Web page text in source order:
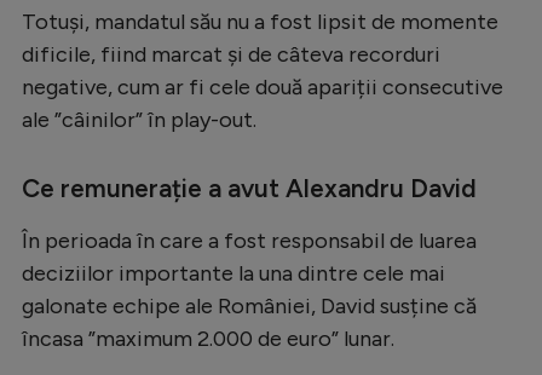
Alte sporturi
JO 2024
JO 2026
Intră în cont
Creează cont
Totuși, mandatul său nu a fost lipsit de momente
dificile, fiind marcat și de câteva recorduri
negative, cum ar fi cele două apariții consecutive
ale ”câinilor” în play-out.
Ce remunerație a avut Alexandru David
În perioada în care a fost responsabil de luarea
deciziilor importante la una dintre cele mai
galonate echipe ale României, David susține că
încasa ”maximum 2.000 de euro” lunar.